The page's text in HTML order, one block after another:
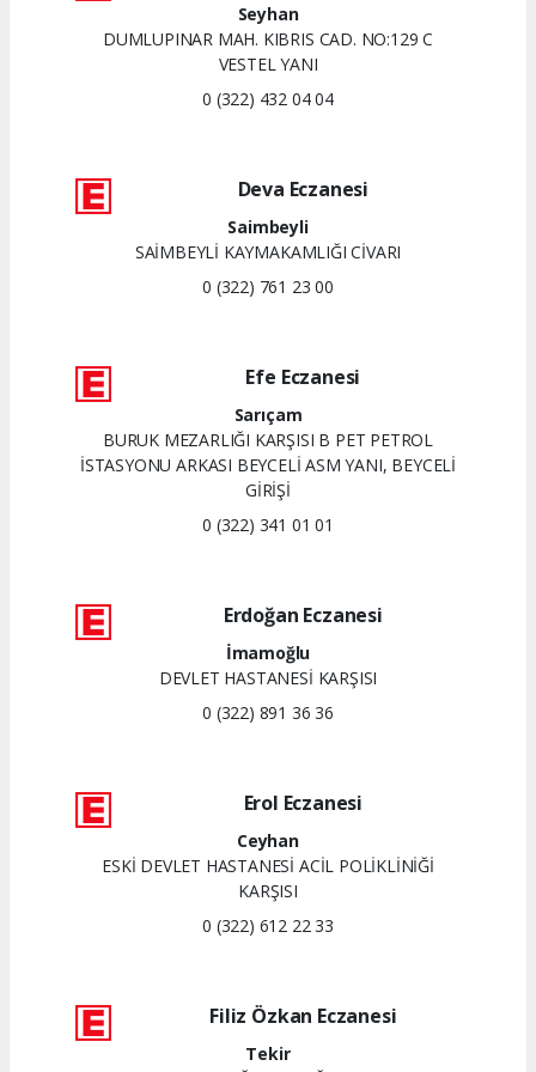
Seyhan
DUMLUPINAR MAH. KIBRIS CAD. NO:129 C
VESTEL YANI
0 (322) 432 04 04
Deva Eczanesi
Saimbeyli
SAİMBEYLİ KAYMAKAMLIĞI CİVARI
0 (322) 761 23 00
Efe Eczanesi
Sarıçam
BURUK MEZARLIĞI KARŞISI B PET PETROL
İSTASYONU ARKASI BEYCELİ ASM YANI, BEYCELİ
GİRİŞİ
0 (322) 341 01 01
Erdoğan Eczanesi
İmamoğlu
DEVLET HASTANESİ KARŞISI
0 (322) 891 36 36
Erol Eczanesi
Ceyhan
ESKİ DEVLET HASTANESİ ACİL POLİKLİNİĞİ
KARŞISI
0 (322) 612 22 33
Filiz Özkan Eczanesi
Tekir